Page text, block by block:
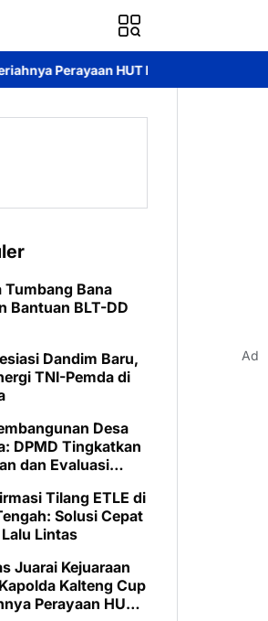
ke-80 di Palangka Raya
Tumbang Bana
Bantuan BLT-DD
Dandim Baru,
TNI-Pemda di
Desa
DPMD Tingkatkan
dan Evaluasi
Tilang ETLE di
Solusi Cepat
Lintas
Juarai Kejuaraan
Kalteng Cup
Perayaan HUT
Ad